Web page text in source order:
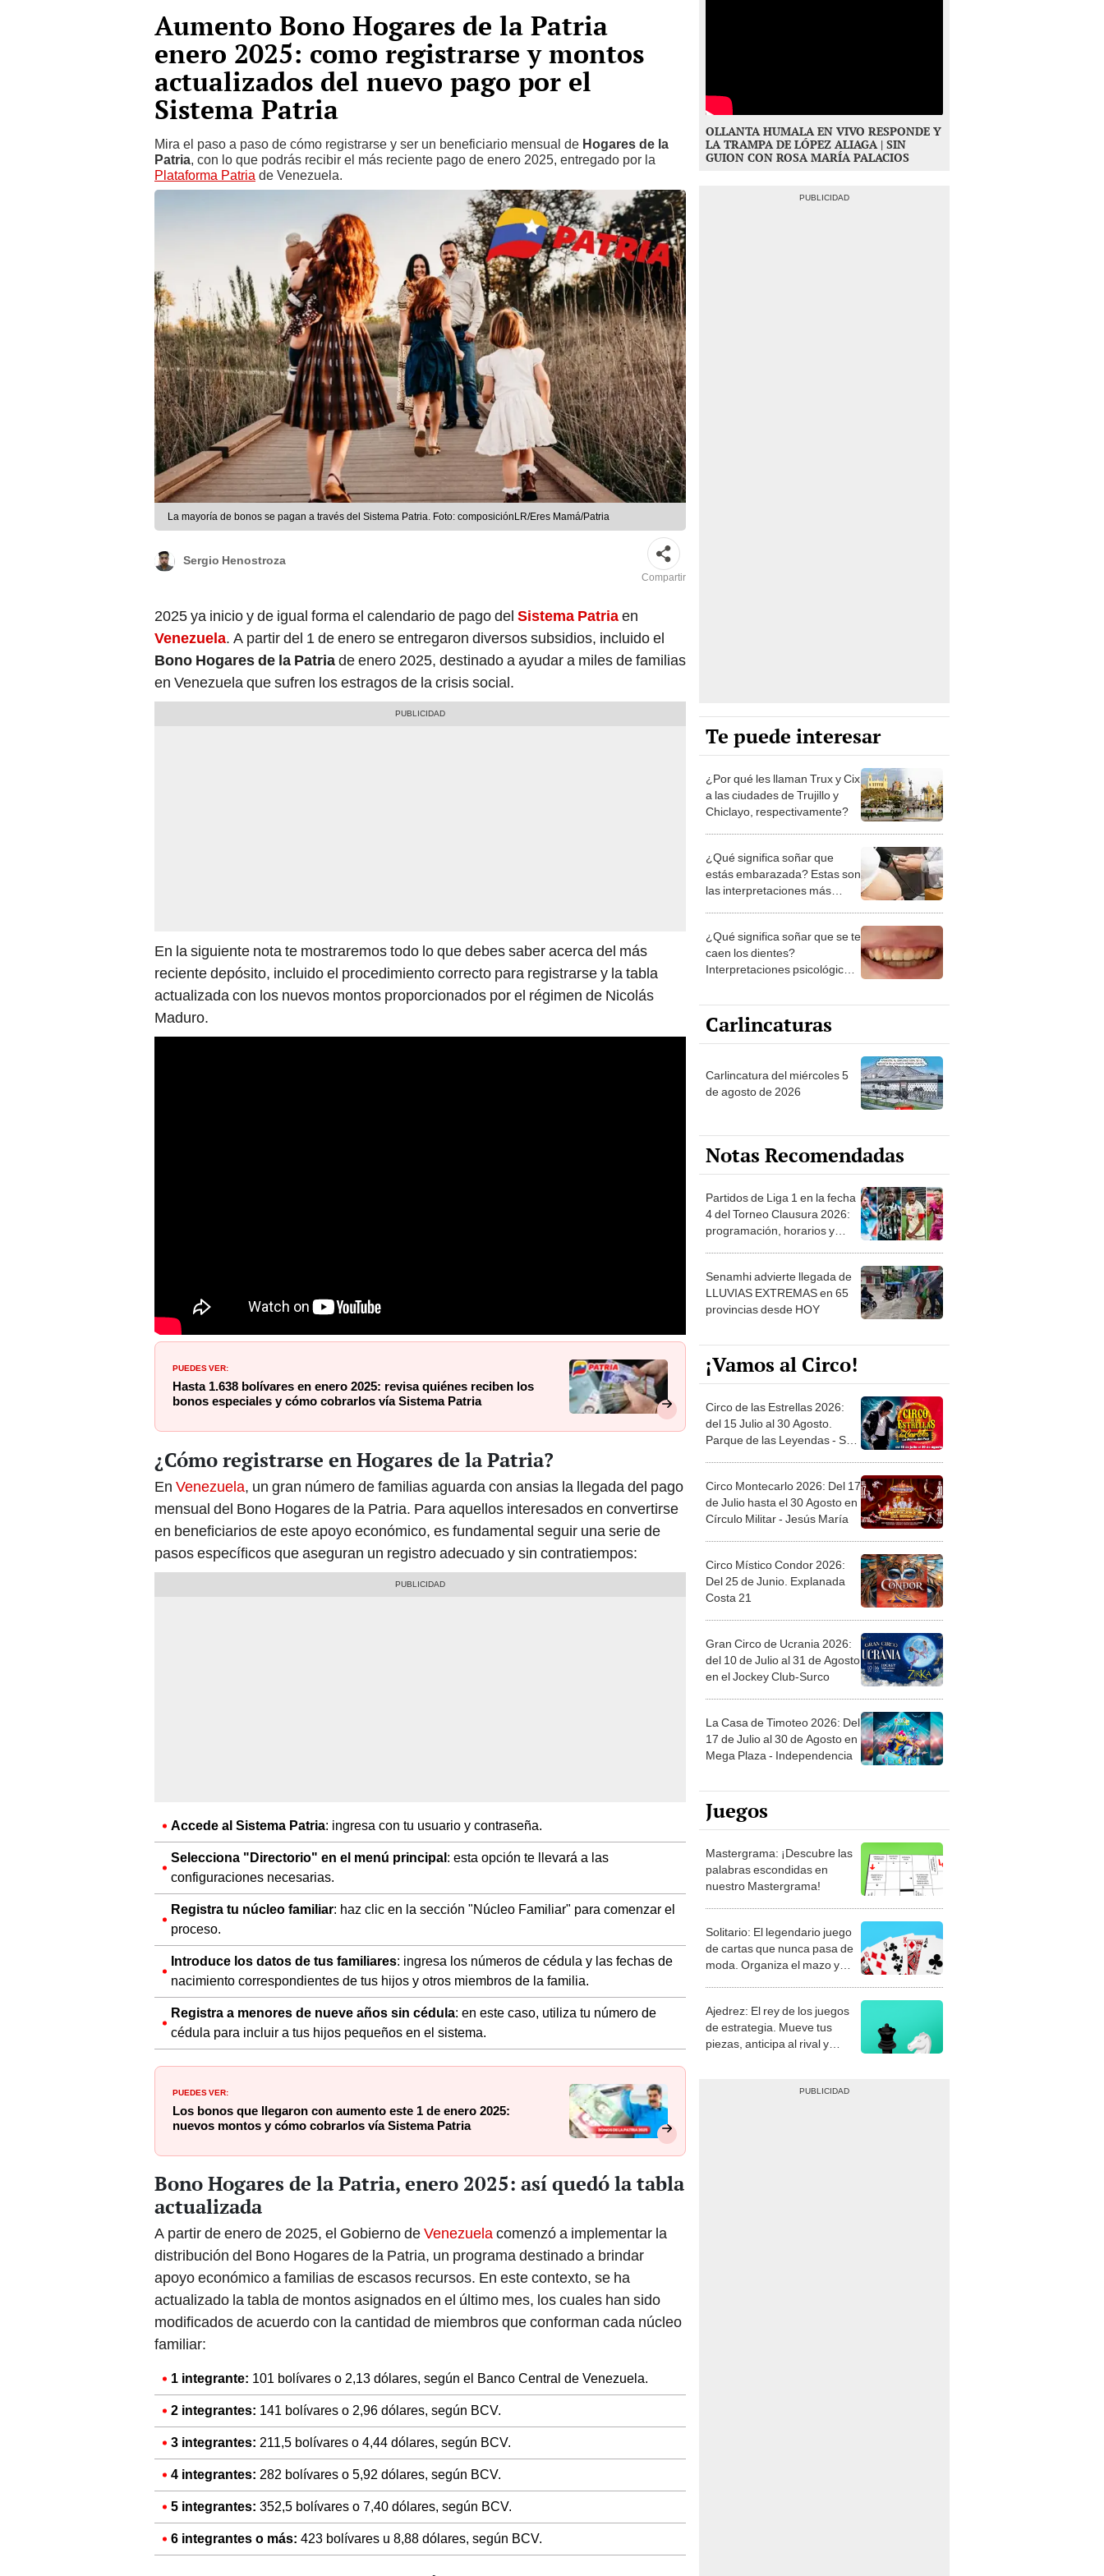
Aumento Bono Hogares de la Patria
enero 2025: como registrarse y montos
actualizados del nuevo pago por el
Sistema Patria
Mira el paso a paso de cómo registrarse y ser un beneficiario mensual de Hogares de la
Patria, con lo que podrás recibir el más reciente pago de enero 2025, entregado por la
Plataforma Patria de Venezuela.
La mayoría de bonos se pagan a través del Sistema Patria. Foto: composiciónLR/Eres Mamá/Patria
Sergio Henostroza
Compartir
2025 ya inicio y de igual forma el calendario de pago del Sistema Patriaen
Venezuela. A partir del 1 de enero se entregaron diversos subsidios, incluido el
Bono Hogares de la Patriade enero 2025, destinado a ayudar a miles de familias
en Venezuela que sufren los estragos de la crisis social.
En la siguiente nota te mostraremos todo lo que debes saber acerca del más
reciente depósito, incluido el procedimiento correcto para registrarse y la tabla
actualizada con los nuevos montos proporcionados por el régimen de Nicolás
Maduro.
PUEDES VER:
Hasta 1.638 bolívares en enero 2025: revisa quiénes reciben los
bonos especiales y cómo cobrarlos vía Sistema Patria
¿Cómo registrarse en Hogares de la Patria?
En Venezuela, un gran número de familias aguarda con ansias la llegada del pago
mensual del Bono Hogares de la Patria. Para aquellos interesados en convertirse
en beneficiarios de este apoyo económico, es fundamental seguir una serie de
pasos específicos que aseguran un registro adecuado y sin contratiempos:
Accede al Sistema Patria: ingresa con tu usuario y contraseña.
Selecciona "Directorio" en el menú principal: esta opción te llevará a las
configuraciones necesarias.
Registra tu núcleo familiar: haz clic en la sección "Núcleo Familiar" para comenzar el
proceso.
Introduce los datos de tus familiares: ingresa los números de cédula y las fechas de
nacimiento correspondientes de tus hijos y otros miembros de la familia.
Registra a menores de nueve años sin cédula: en este caso, utiliza tu número de
cédula para incluir a tus hijos pequeños en el sistema.
PUEDES VER:
Los bonos que llegaron con aumento este 1 de enero 2025:
nuevos montos y cómo cobrarlos vía Sistema Patria
Bono Hogares de la Patria, enero 2025: así quedó la tabla
actualizada
A partir de enero de 2025, el Gobierno deVenezuelacomenzó a implementar la
distribución del Bono Hogares de la Patria, un programa destinado a brindar
apoyo económico a familias de escasos recursos. En este contexto, se ha
actualizado la tabla de montos asignados en el último mes, los cuales han sido
modificados de acuerdo con la cantidad de miembros que conforman cada núcleo
familiar:
1 integrante: 101 bolívares o 2,13 dólares, según el Banco Central de Venezuela.
2 integrantes: 141 bolívares o 2,96 dólares, según BCV.
3 integrantes: 211,5 bolívares o 4,44 dólares, según BCV.
4 integrantes: 282 bolívares o 5,92 dólares, según BCV.
5 integrantes: 352,5 bolívares o 7,40 dólares, según BCV.
6 integrantes o más: 423 bolívares u 8,88 dólares, según BCV.
OLLANTA HUMALA EN VIVO RESPONDE Y
LA TRAMPA DE LÓPEZ ALIAGA | SIN
GUION CON ROSA MARÍA PALACIOS
Te puede interesar
¿Por qué les llaman Trux y Cix
a las ciudades de Trujillo y
Chiclayo, respectivamente?
¿Qué significa soñar que
estás embarazada? Estas son
las interpretaciones más
¿Qué significa soñar que se te
caen los dientes?
Interpretaciones psicológicas
Carlincaturas
Carlincatura del miércoles 5
de agosto de 2026
Notas Recomendadas
Partidos de Liga 1 en la fecha
4 del Torneo Clausura 2026:
programación, horarios y
Senamhi advierte llegada de
LLUVIAS EXTREMAS en 65
provincias desde HOY
¡Vamos al Circo!
Circo de las Estrellas 2026:
del 15 Julio al 30 Agosto.
Parque de las Leyendas - San
Circo Montecarlo 2026: Del 17
de Julio hasta el 30 Agosto en
Círculo Militar - Jesús María
Circo Místico Condor 2026:
Del 25 de Junio. Explanada
Costa 21
Gran Circo de Ucrania 2026:
del 10 de Julio al 31 de Agosto
en el Jockey Club-Surco
La Casa de Timoteo 2026: Del
17 de Julio al 30 de Agosto en
Mega Plaza - Independencia
Juegos
Mastergrama: ¡Descubre las
palabras escondidas en
nuestro Mastergrama!
Solitario: El legendario juego
de cartas que nunca pasa de
moda. Organiza el mazo y
Ajedrez: El rey de los juegos
de estrategia. Mueve tus
piezas, anticipa al rival y